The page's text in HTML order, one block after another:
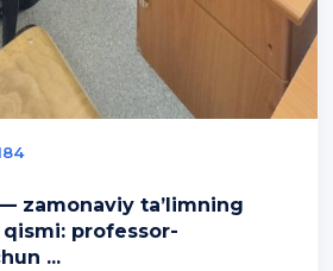
zamonaviy ta’limning
professor-
...